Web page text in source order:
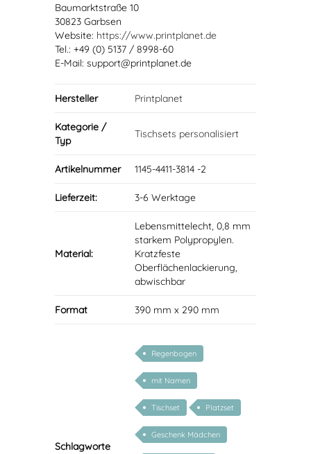
Baumarktstraße 10
30823 Garbsen
Website: https://www.printplanet.de
Tel.: +49 (0) 5137 / 8998-60
E-Mail: support@printplanet.de
Hersteller Printplanet
Kategorie /
Typ
Tischsets personalisiert
Artikelnummer 1145-4411-3814 -2
Lieferzeit: 3-6 Werktage
Material:
Lebensmittelecht, 0,8 mm
starkem Polypropylen.
Kratzfeste
Oberflächenlackierung,
abwischbar
Format 390 mm x 290 mm
Schlagworte
Regenbogen
mit Namen
Tischset Platzset
Geschenk Mädchen